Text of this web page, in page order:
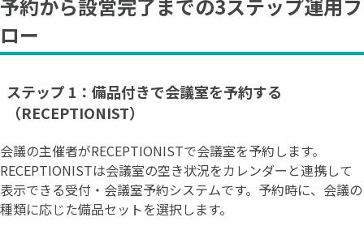
予約から設営完了までの3ステップ運用フ
ロー
ステップ 1：備品付きで会議室を予約する
（RECEPTIONIST）
会議の主催者がRECEPTIONISTで会議室を予約します。
RECEPTIONISTは会議室の空き状況をカレンダーと連携して
表示できる受付・会議室予約システムです。予約時に、会議の
種類に応じた備品セットを選択します。